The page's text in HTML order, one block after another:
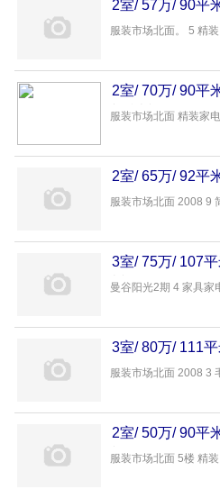
2室/ 57万/ 90平
服装市场北面。 5 精
2室/ 70万/ 90平
服装市场北面 精装家
2室/ 65万/ 92平
服装市场北面 2008 9
3室/ 75万/ 107
曼谷阳光2期 4 家具家
3室/ 80万/ 111
服装市场北面 2008 3
2室/ 50万/ 90平
服装市场北面 5楼 精